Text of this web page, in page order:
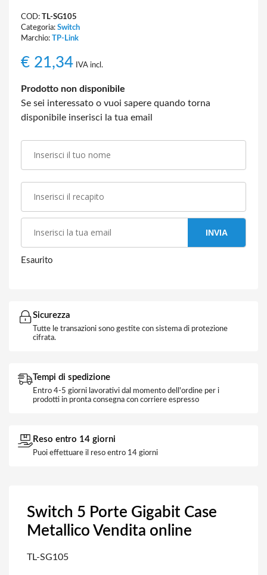
COD: TL-SG105
Categoria: Switch
Marchio: TP-Link
€ 21,34 IVA incl.
Prodotto non disponibile
Se sei interessato o vuoi sapere quando torna
disponibile inserisci la tua email
INVIA
Esaurito
Sicurezza
Tutte le transazioni sono gestite con sistema di protezione
cifrata.
Tempi di spedizione
Entro 4-5 giorni lavorativi dal momento dell'ordine per i
prodotti in pronta consegna con corriere espresso
Reso entro 14 giorni
Puoi effettuare il reso entro 14 giorni
Switch 5 Porte Gigabit Case
Metallico Vendita online
TL-SG105